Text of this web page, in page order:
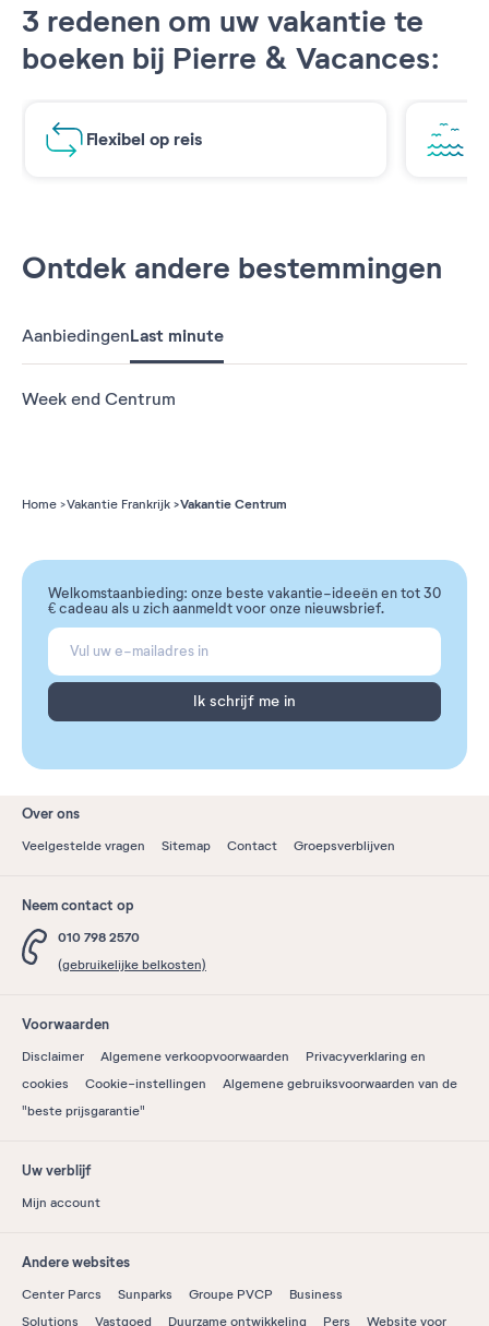
3 redenen om uw vakantie te
boeken bij Pierre & Vacances:
Flexibel op reis
Ontdek andere bestemmingen
AanbiedingenLast minute
Week end Centrum
Home Vakantie Frankrijk Vakantie Centrum
Welkomstaanbieding: onze beste vakantie-ideeën en tot 30
€ cadeau als u zich aanmeldt voor onze nieuwsbrief.
Ik schrijf me in
Over ons
Veelgestelde vragen Sitemap Contact Groepsverblijven
Neem contact op
010 798 2570
(gebruikelijke belkosten)
Voorwaarden
Disclaimer Algemene verkoopvoorwaarden
Privacyverklaring en
cookies
Cookie-instellingen
Algemene gebruiksvoorwaarden van de
"beste prijsgarantie"
Uw verblijf
Mijn account
Andere websites
Center Parcs Sunparks Groupe PVCP
Business
Solutions
Vastgoed Duurzame ontwikkeling Pers Website voor